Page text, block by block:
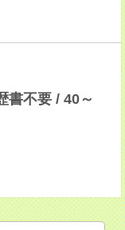
書不要 / 40～